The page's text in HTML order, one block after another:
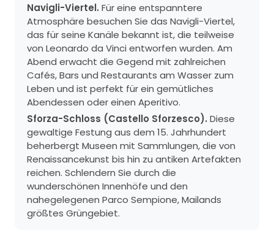
Navigli-Viertel. Für eine entspanntere
Atmosphäre besuchen Sie das Navigli-Viertel,
das für seine Kanäle bekannt ist, die teilweise
von Leonardo da Vinci entworfen wurden. Am
Abend erwacht die Gegend mit zahlreichen
Cafés, Bars und Restaurants am Wasser zum
Leben und ist perfekt für ein gemütliches
Abendessen oder einen Aperitivo.
Sforza-Schloss (Castello Sforzesco). Diese
gewaltige Festung aus dem 15. Jahrhundert
beherbergt Museen mit Sammlungen, die von
Renaissancekunst bis hin zu antiken Artefakten
reichen. Schlendern Sie durch die
wunderschönen Innenhöfe und den
nahegelegenen Parco Sempione, Mailands
größtes Grüngebiet.